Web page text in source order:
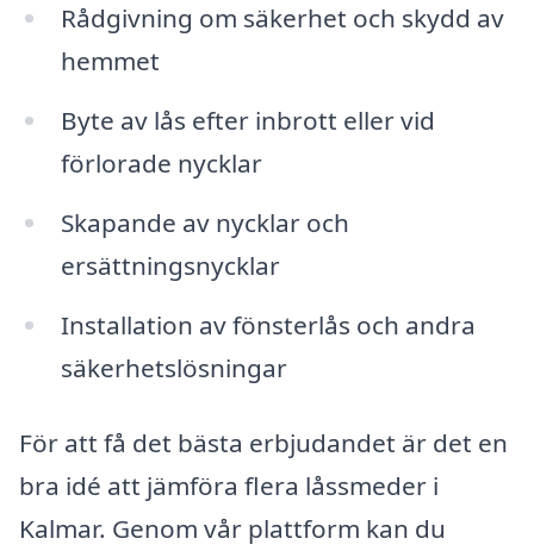
Rådgivning om säkerhet och skydd av
hemmet
Byte av lås efter inbrott eller vid
förlorade nycklar
Skapande av nycklar och
ersättningsnycklar
Installation av fönsterlås och andra
säkerhetslösningar
För att få det bästa erbjudandet är det en
bra idé att jämföra flera låssmeder i
Kalmar. Genom vår plattform kan du